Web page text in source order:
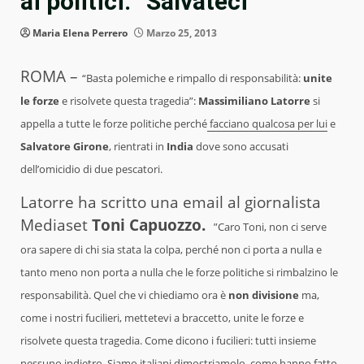
Maria Elena Perrero Marzo 25, 2013
ROMA – “Basta polemiche e rimpallo di responsabilità: unite
le forze e risolvete questa tragedia”: Massimiliano Latorre si
appella a tutte le forze politiche perchéfacciano qualcosa per luie
Salvatore Girone, rientrati in India dove sono accusati
dell’omicidio di due pescatori.
Latorre ha scritto una email al giornalista
MediasetToni Capuozzo. ”Caro Toni, non ci serve
ora sapere di chi sia stata la colpa, perché non ci porta a nulla e
tanto meno non porta a nulla che le forze politiche si rimbalzino le
responsabilità. Quel che vi chiediamo ora è non divisione ma,
come i nostri fucilieri, mettetevi a braccetto, unite le forze e
risolvete questa tragedia. Come dicono i fucilieri: tutti insieme